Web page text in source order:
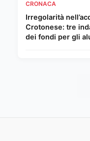
CRONACA
Irregolarità
Crotonese: tre
dei fondi per gli